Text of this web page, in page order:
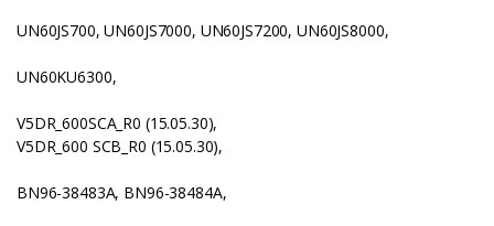
UN60JS700, UN60JS7000, UN60JS7200, UN60JS8000,
UN60KU6300,
V5DR_600SCA_R0 (15.05.30),
V5DR_600 SCB_R0 (15.05.30),
BN96-38483A, BN96-38484A,